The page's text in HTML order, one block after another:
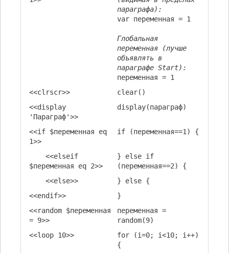
параграфа):
var переменная = 1
Глобальная
переменная (лучше
объявлять в
параграфе Start):
переменная = 1
<<clrscr>>
clear()
<<display
'Параграф'>>
display(параграф)
<<if $переменная eq
1>>
if (переменная==1) {
<<elseif
$переменная eq 2>>
} else if
(переменная==2) {
<<else>>
} else {
<<endif>>
}
<<random $переменная
= 9>>
переменная =
random(9)
<<loop 10>>
for (i=0; i<10; i++)
{